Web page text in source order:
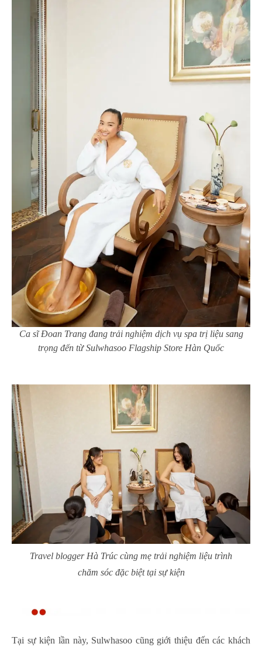
Ca sĩ Đoan Trang đang trải nghiệm dịch vụ spa trị liệu sang
trọng đến từ Sulwhasoo Flagship Store Hàn Quốc
Travel blogger Hà Trúc cùng mẹ trải nghiệm liệu trình
chăm sóc đặc biệt tại sự kiện
Tại sự kiện lần này, Sulwhasoo cũng giới thiệu đến các khách